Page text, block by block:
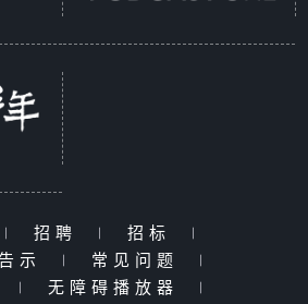
| 招聘 | 招标
|
示
| 常见问题
|
| 无障碍播放器
|